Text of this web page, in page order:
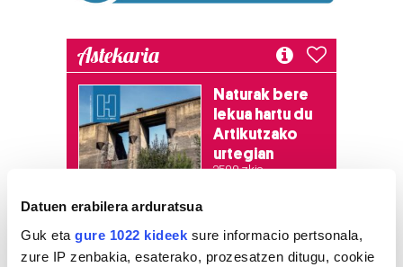
Datuen erabilera arduratsua
Guk eta gure 1022 kideek sure informacio pertsonala,
zure IP zenbakia, esaterako, prozesatzen ditugu, cookie
Astekaria
Naturak bere
lekua hartu du
Artikutzako
urtegian
2.500 zkia.